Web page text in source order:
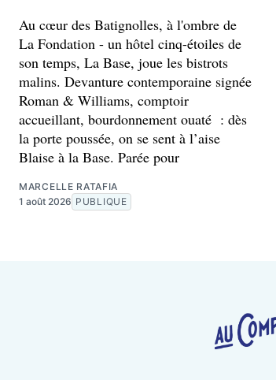
Au cœur des Batignolles, à l'ombre de
La Fondation - un hôtel cinq-étoiles de
son temps, La Base, joue les bistrots
malins. Devanture contemporaine signée
Roman & Williams, comptoir
accueillant, bourdonnement ouaté : dès
la porte poussée, on se sent à l’aise
Blaise à la Base. Parée pour
MARCELLE RATAFIA
1 août 2026 PUBLIQUE